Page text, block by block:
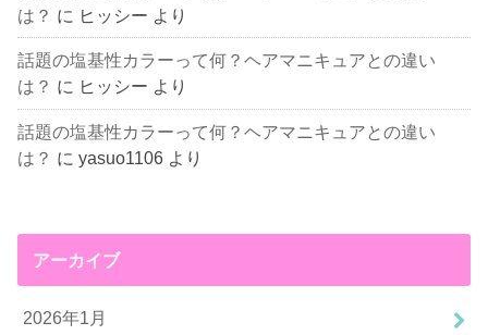
は？ に ヒッシー より
話題の塩基性カラーって何？ヘアマニキュアとの違い
は？ に ヒッシー より
話題の塩基性カラーって何？ヘアマニキュアとの違い
は？ にyasuo1106 より
アーカイブ
2026年1月